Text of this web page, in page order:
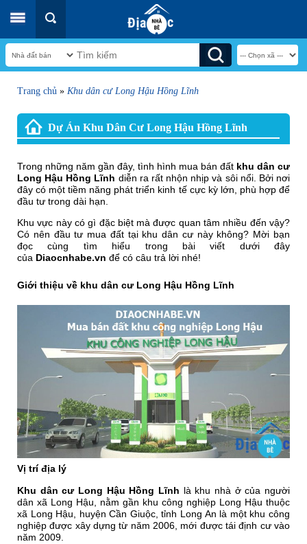
Trang chủ » Khu dân cư Long Hậu Hồng Lĩnh
Dự Án Khu Dân Cư Long Hậu Hồng Lĩnh
Trong những năm gần đây, tình hình mua bán đất khu dân cư
Long Hậu Hồng Lĩnh diễn ra rất nhộn nhịp và sôi nổi. Bởi nơi
đây có một tiềm năng phát triển kinh tế cực kỳ lớn, phù hợp để
đầu tư trong dài hạn.
Khu vực này có gì đặc biệt mà được quan tâm nhiều đến vậy?
Có nên đầu tư mua đất tại khu dân cư này không? Mời bạn
đọc cùng tìm hiểu trong bài viết dưới đây
của Diaocnhabe.vn để có câu trả lời nhé!
Giới thiệu về khu dân cư Long Hậu Hồng Lĩnh
Vị trí địa lý
Khu dân cư Long Hậu Hồng Lĩnh là khu nhà ở của người
dân xã Long Hậu, nằm gần khu công nghiệp Long Hậu thuộc
xã Long Hậu, huyện Cần Giuộc, tỉnh Long An là một khu công
nghiệp được xây dựng từ năm 2006, mới được tái định cư vào
năm 2009.